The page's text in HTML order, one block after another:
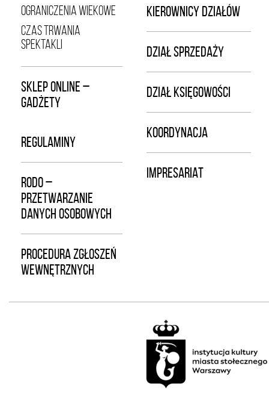
OGRANICZENIA WIEKOWE
CZAS TRWANIA
SPEKTAKLI
SKLEP ONLINE –
GADŻETY
REGULAMINY
RODO –
PRZETWARZANIE
DANYCH OSOBOWYCH
PROCEDURA ZGŁOSZEŃ
WEWNĘTRZNYCH
KIEROWNICY DZIAŁÓW
DZIAŁ SPRZEDAŻY
DZIAŁ KSIĘGOWOŚCI
KOORDYNACJA
IMPRESARIAT